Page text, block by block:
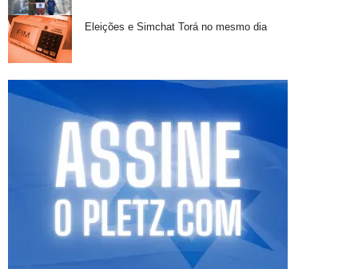
Eleições e Simchat Torá no mesmo dia